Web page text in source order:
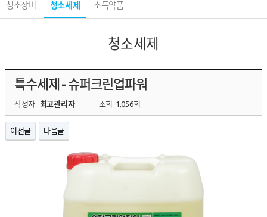
청소장비 청소세제 소독약품
청소세제
특수세제 - 슈퍼크린업파워
작성자 최고관리자 조회 1,056회
이전글 다음글